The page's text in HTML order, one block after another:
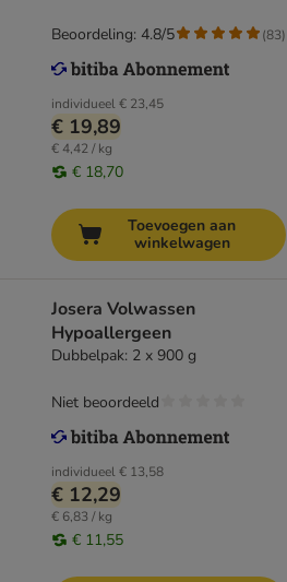
individueel€ 23,45
€ 19,89
€ 4,42 / kg
€ 18,70
Beoordeling: 4.8/5 (83)
Toevoegen aan
winkelwagen
Josera Volwassen
Hypoallergeen
Dubbelpak: 2 x 900 g
individueel€ 13,58
€ 12,29
€ 6,83 / kg
€ 11,55
Niet beoordeeld